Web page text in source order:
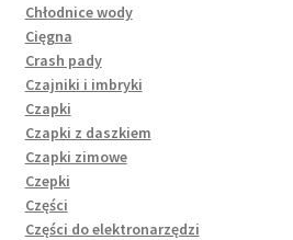
Chłodnice wody
Cięgna
Crash pady
Czajniki i imbryki
Czapki
Czapki z daszkiem
Czapki zimowe
Czepki
Części
Części do elektronarzędzi